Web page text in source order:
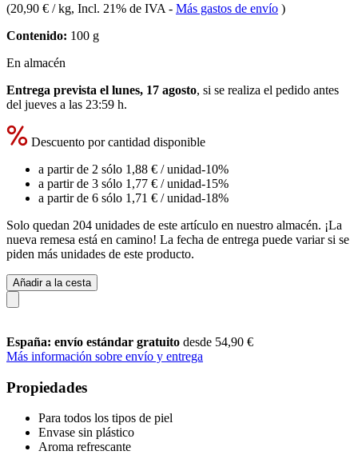
(20,90 € / kg, Incl. 21% de IVA - Más gastos de envío )
Contenido: 100 g
En almacén
Entrega prevista el lunes, 17 agosto, si se realiza el pedido antes
del jueves a las 23:59 h.
Descuento por cantidad disponible
a partir de 2 sólo 1,88 € / unidad-10%
a partir de 3 sólo 1,77 € / unidad-15%
a partir de 6 sólo 1,71 € / unidad-18%
Solo quedan 204 unidades de este artículo en nuestro almacén. ¡La
nueva remesa está en camino! La fecha de entrega puede variar si se
piden más unidades de este producto.
Añadir a la cesta
España: envío estándar gratuito desde 54,90 €
Más información sobre envío y entrega
Propiedades
Para todos los tipos de piel
Envase sin plástico
Aroma refrescante